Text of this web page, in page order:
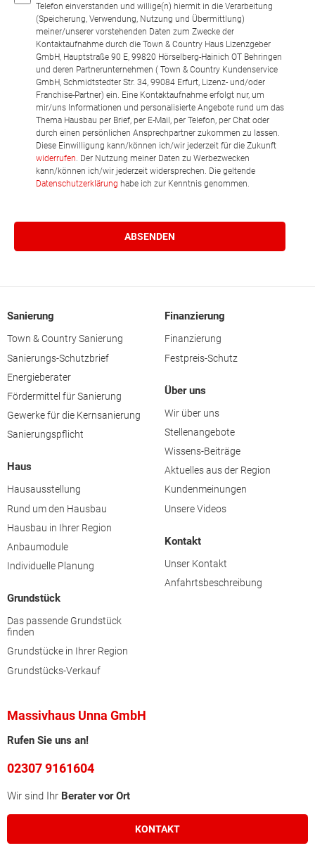
Telefon einverstanden und willige(n) hiermit in die Verarbeitung
(Speicherung, Verwendung, Nutzung und Übermittlung)
meiner/unserer vorstehenden Daten zum Zwecke der
Kontaktaufnahme durch die Town & Country Haus Lizenzgeber
GmbH, Hauptstraße 90 E, 99820 Hörselberg-Hainich OT Behringen
und deren Partnerunternehmen ( Town & Country Kundenservice
GmbH, Schmidtstedter Str. 34, 99084 Erfurt, Lizenz- und/oder
Franchise-Partner) ein. Eine Kontaktaufnahme erfolgt nur, um
mir/uns Informationen und personalisierte Angebote rund um das
Thema Hausbau per Brief, per E-Mail, per Telefon, per Chat oder
durch einen persönlichen Ansprechpartner zukommen zu lassen.
Diese Einwilligung kann/können ich/wir jederzeit für die Zukunft
widerrufen. Der Nutzung meiner Daten zu Werbezwecken
kann/können ich/wir jederzeit widersprechen. Die geltende
Datenschutzerklärung habe ich zur Kenntnis genommen.
Sanierung
Town & Country Sanierung
Sanierungs-Schutzbrief
Energieberater
Fördermittel für Sanierung
Gewerke für die Kernsanierung
Sanierungspflicht
Haus
Hausausstellung
Rund um den Hausbau
Hausbau in Ihrer Region
Anbaumodule
Individuelle Planung
Grundstück
Das passende Grundstück
finden
Grundstücke in Ihrer Region
Grundstücks-Verkauf
Finanzierung
Finanzierung
Festpreis-Schutz
Über uns
Wir über uns
Stellenangebote
Wissens-Beiträge
Aktuelles aus der Region
Kundenmeinungen
Unsere Videos
Kontakt
Unser Kontakt
Anfahrtsbeschreibung
Massivhaus Unna GmbH
Rufen Sie uns an!
02307 9161604
Wir sind Ihr Berater vor Ort
KONTAKT